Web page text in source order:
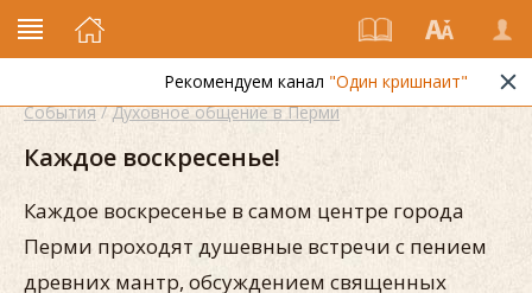
Рекомендуем канал"Один кришнаит"
События/Духовное общение в Перми
Каждое воскресенье!
Каждое воскресенье в самом центре города
Перми проходят душевные встречи с пением
древних мантр, обсуждением священных